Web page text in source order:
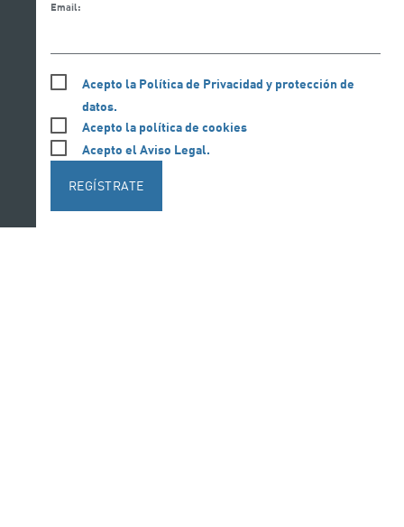
Email:
Acepto la Política de Privacidad y protección de
datos.
Acepto la política de cookies
Acepto el Aviso Legal.
REGÍSTRATE